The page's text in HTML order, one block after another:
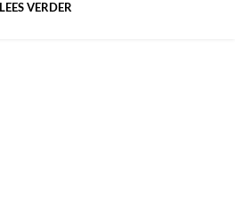
LEES VERDER